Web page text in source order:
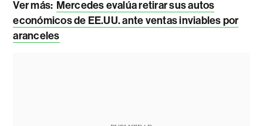
Ver más: Mercedes evalúa retirar sus autos
económicos de EE.UU. ante ventas inviables por
aranceles